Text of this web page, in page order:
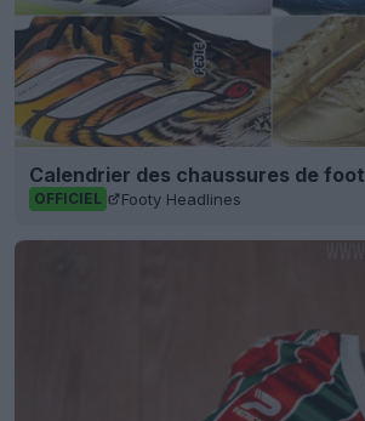
Calendrier des chaussures de foot
OFFICIEL Footy Headlines